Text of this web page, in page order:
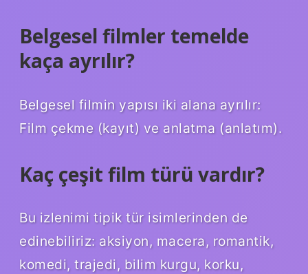
Belgesel filmler temelde
kaça ayrılır?
Belgesel filmin yapısı iki alana ayrılır:
Film çekme (kayıt) ve anlatma (anlatım).
Kaç çeşit film türü vardır?
Bu izlenimi tipik tür isimlerinden de
edinebiliriz: aksiyon, macera, romantik,
komedi, trajedi, bilim kurgu, korku,